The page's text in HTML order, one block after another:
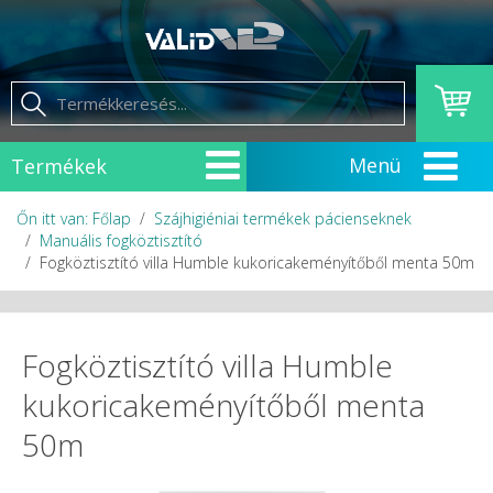
Termékek
Őn itt van: Főlap
Szájhigiéniai termékek pácienseknek
Manuális fogköztisztító
Fogköztisztító villa Humble kukoricakeményítőből menta 50m
Fogköztisztító villa Humble
kukoricakeményítőből menta
50m